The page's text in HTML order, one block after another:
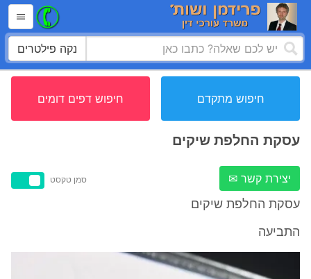
נקה פילטרים
חיפוש מתקדם חיפוש דפים דומים
עסקת החלפת שיקים
יצירת קשר ✉ סמן טקסט
עסקת החלפת שיקים
התביעה